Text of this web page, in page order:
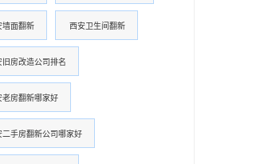
墙面翻新 西安卫生间翻新
旧房改造公司排名
老房翻新哪家好
二手房翻新公司哪家好